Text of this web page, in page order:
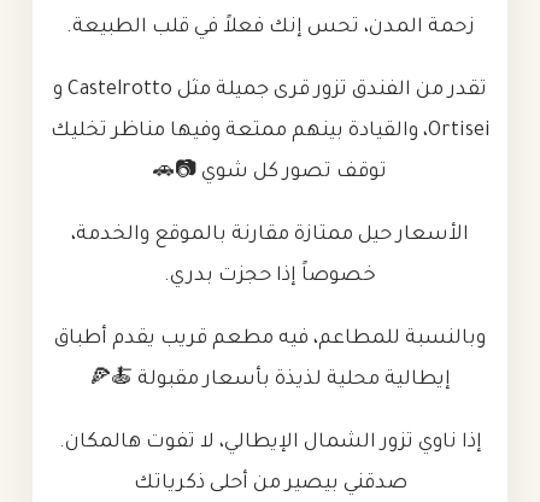
زحمة المدن، تحس إنك فعلاً في قلب الطبيعة.
تقدر من الفندق تزور قرى جميلة مثل Castelrotto و
Ortisei، والقيادة بينهم ممتعة وفيها مناظر تخليك
توقف تصور كل شوي 📷🚗
الأسعار حيل ممتازة مقارنة بالموقع والخدمة،
خصوصاً إذا حجزت بدري.
وبالنسبة للمطاعم، فيه مطعم قريب يقدم أطباق
إيطالية محلية لذيذة بأسعار مقبولة 🍝🍕
إذا ناوي تزور الشمال الإيطالي، لا تفوت هالمكان.
صدقني بيصير من أحلى ذكرياتك